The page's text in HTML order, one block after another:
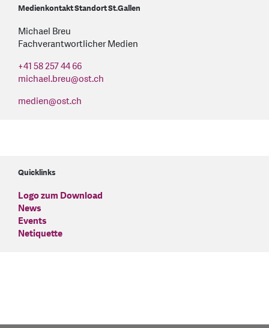
Medienkontakt Standort St.Gallen
Michael Breu
Fachverantwortlicher Medien
+41 58 257 44 66
michael.breu@ost.ch
medien@ost.ch
Quicklinks
Logo zum Download
News
Events
Netiquette